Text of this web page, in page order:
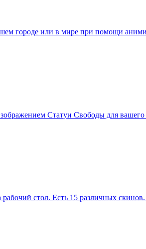
городе или в мире при помощи
Статуи Свободы для
стол. Есть 15 различных